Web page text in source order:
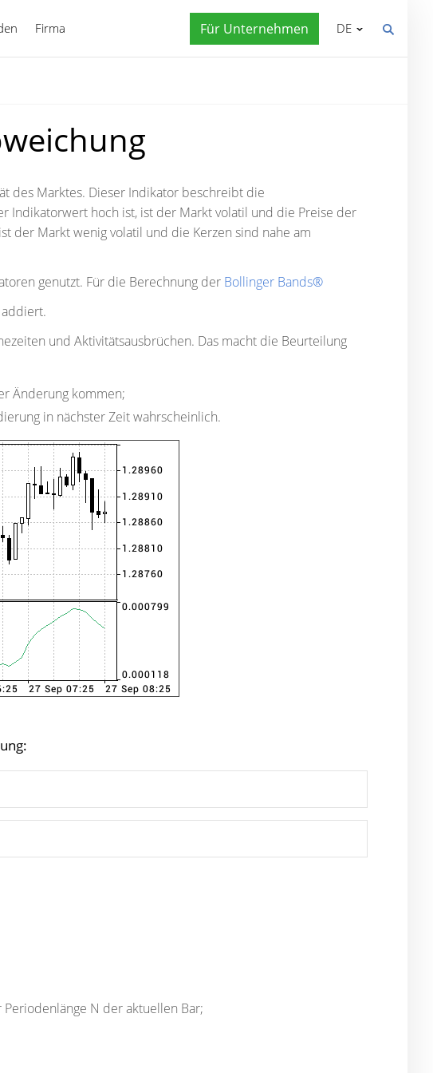
Firma Für Unternehmen DE
des Marktes. Dieser Indikator beschreibt die
Indikatorwert hoch ist, ist der Markt volatil und die Preise der
der Markt wenig volatil und die Kerzen sind nahe am
genutzt. Für die Berechnung der Bollinger Bands®
addiert.
und Aktivitätsausbrüchen. Das macht die Beurteilung
Änderung kommen;
in nächster Zeit wahrscheinlich.
N der aktuellen Bar;